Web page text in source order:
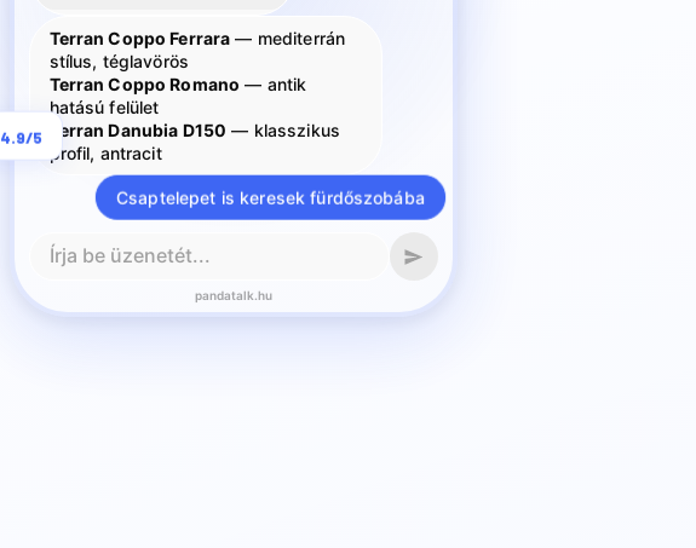
4.9/5
Terran Coppo Romano— antik
hatású felület
Terran Danubia D150— klasszikus
profil, antracit
Csaptelepet is keresek fürdőszobába
pandatalk.hu